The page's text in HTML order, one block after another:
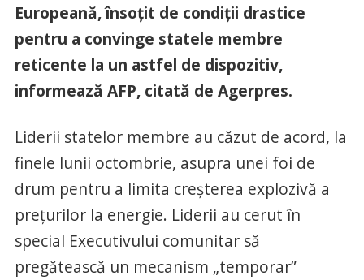
Europeană, însoţit de condiţii drastice
pentru a convinge statele membre
reticente la un astfel de dispozitiv,
informează AFP, citată de Agerpres.
Liderii statelor membre au căzut de acord, la
finele lunii octombrie, asupra unei foi de
drum pentru a limita creşterea explozivă a
preţurilor la energie. Liderii au cerut în
special Executivului comunitar să
pregătească un mecanism „temporar”